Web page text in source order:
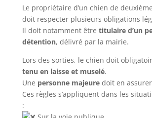
Le propriétaire d’un chien de
doit respecter plusieurs obligations
Il doit notamment être titulaire d’un
détention, délivré par la mairie.
Lors des sorties, le chien doit
tenu en laisse et muselé.
Une personne majeuredoit en
Ces règles s’appliquent dans les
: